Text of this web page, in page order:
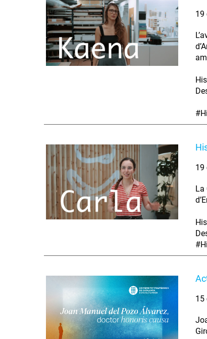
19
19
La
15